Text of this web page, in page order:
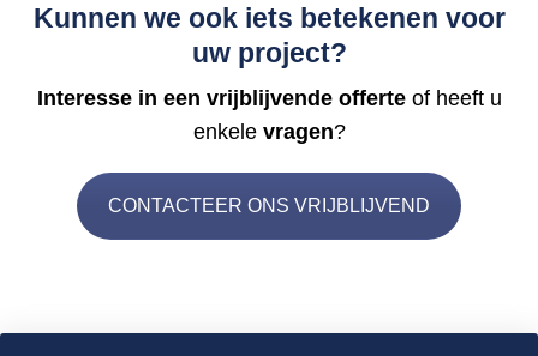
Kunnen we ook iets betekenen voor
uw project?
Interesse in een vrijblijvende offerte of heeft u
enkelevragen?
CONTACTEER ONS VRIJBLIJVEND